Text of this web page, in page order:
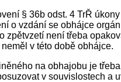
§ 36b odst. 4 TrŘ
o vzdání se obhájce
zpětvzetí není třeba
v této době obhájce.
na obhajobu je
v souvislostech a